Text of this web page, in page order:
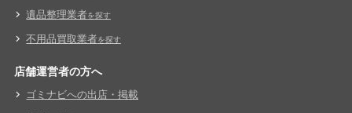
遺品整理業者を探す
不用品買取業者を探す
店舗運営者の方へ
ゴミナビへの出店・掲載